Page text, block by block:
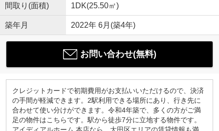
間取り(面積) 1DK(25.50㎡)
築年月 2022年 6月(築4年)
お問い合わせ(無料)
クレジットカードで初期費用がお支払いいただけるので、決済
の手間が軽減できます。2駅利用できる場所にあり、行き先に
合わせて使い分けができます。令和4年築で、多くの方がご満
足の物件はこちらです。駅から徒歩7分に立地する物件です。